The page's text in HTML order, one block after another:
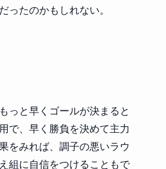
たのかもしれない。
っと早くゴールが決まると
で、早く勝負を決めて主力
をみれば、調子の悪いラウ
組に自信をつけることもで